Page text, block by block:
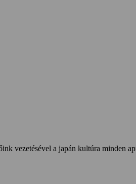
vezetésével a japán kultúra minden